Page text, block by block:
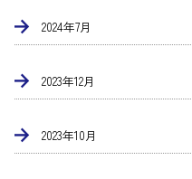
2024年7月
2023年12月
2023年10月